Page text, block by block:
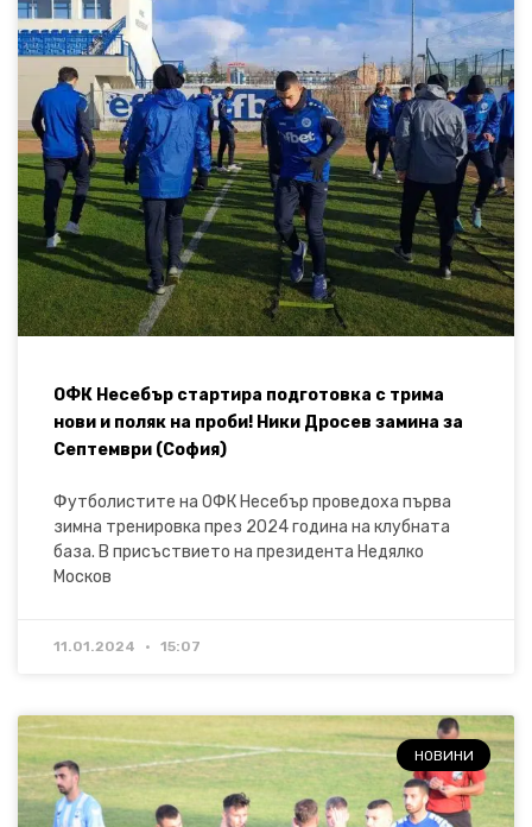
ОФК Несебър стартира подготовка с трима
нови и поляк на проби! Ники Дросев замина за
Септември (София)
Футболистите на ОФК Несебър проведоха първа
зимна тренировка през 2024 година на клубната
база. В присъствието на президента Недялко
Москов
11.01.2024 15:07
НОВИНИ